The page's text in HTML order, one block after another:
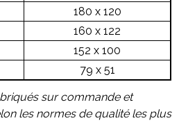
180 x 120
160 x 122
152 x 100
79 x 51
sur commande et
les normes de qualité les plus